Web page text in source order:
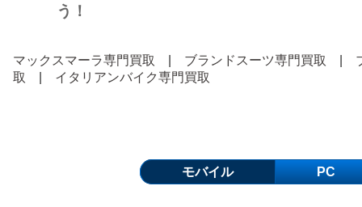
う！
マックスマーラ専門買取 ブランドスーツ専門買取
取
イタリアンバイク専門買取
モバイル PC